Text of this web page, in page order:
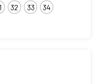
32 33 34